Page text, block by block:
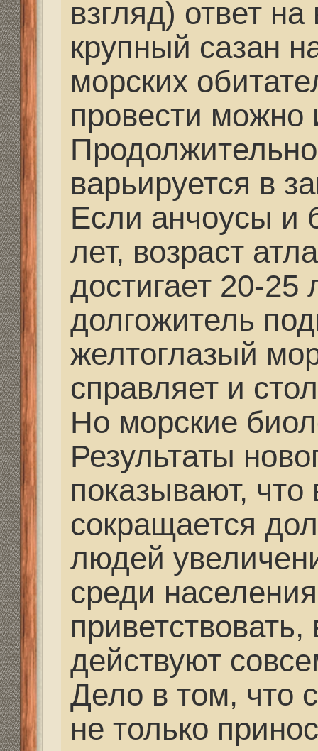
действуют совсем
Дело в том, что
не только приносит
жизнеспособного
адаптируется к
В случае
рыбы начинают
районы или
тип корма, подавая
Учёные считают, что
ситуацию можно,
правила
прописан лишь
размер рыбы, и
проблемы может
ограничений на
определённого
Интересно услышать
ученые свое слово
Re: Удилища,
Mikhalich » 19 сен 2017,
Услышать мнение
обычно бывают с
решений.